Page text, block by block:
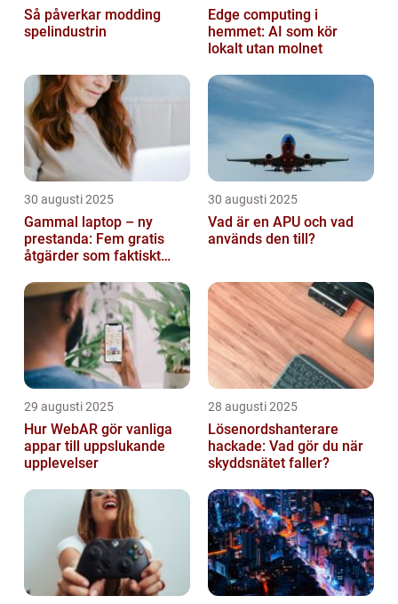
Så påverkar modding
spelindustrin
Edge computing i
hemmet: AI som kör
lokalt utan molnet
30 augusti 2025
Gammal laptop – ny
prestanda: Fem gratis
åtgärder som faktiskt
30 augusti 2025
Vad är en APU och vad
används den till?
29 augusti 2025
Hur WebAR gör vanliga
appar till uppslukande
upplevelser
28 augusti 2025
Lösenordshanterare
hackade: Vad gör du när
skyddsnätet faller?